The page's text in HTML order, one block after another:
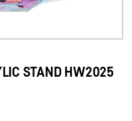
STAND HW2025